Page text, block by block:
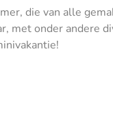
die van alle
met onder andere